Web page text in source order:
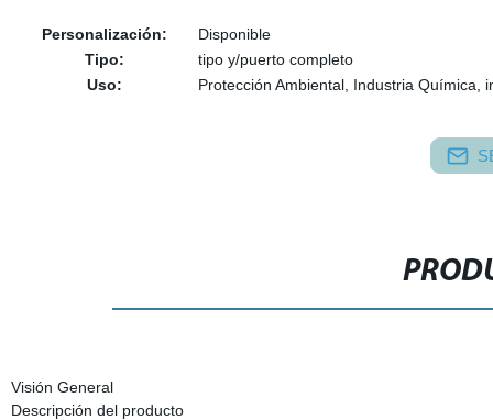
Personalización:
Disponible
Tipo:
tipo y/puerto completo
Uso:
Protección Ambiental, Industria Química,
Visión General
Descripción del producto